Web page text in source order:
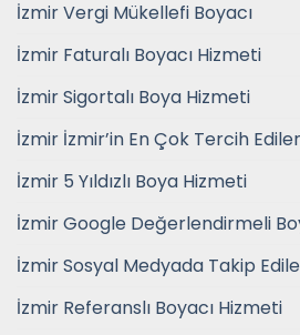
İzmir Vergi Mükellefi Boyacı
İzmir Faturalı Boyacı Hizmeti
İzmir Sigortalı Boya Hizmeti
İzmir İzmir’in En Çok Tercih
İzmir 5 Yıldızlı Boya Hizmeti
İzmir Google Değerlendirmeli
İzmir Sosyal Medyada Takip
İzmir Referanslı Boyacı Hizmeti